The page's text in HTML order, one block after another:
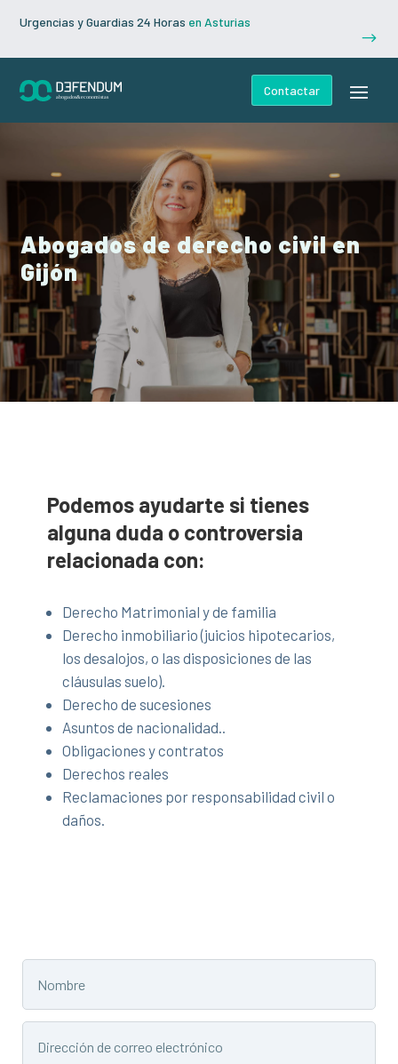
Urgencias y Guardias 24 Horas en Asturias
$
Contactar
Abogados de derecho civil en
Gijón
Podemos ayudarte si tienes
alguna duda o controversia
relacionada con:
Derecho Matrimonial y de familia
Derecho inmobiliario (juicios hipotecarios,
los desalojos, o las disposiciones de las
cláusulas suelo).
Derecho de sucesiones
Asuntos de nacionalidad..
Obligaciones y contratos
Derechos reales
Reclamaciones por responsabilidad civil o
daños.